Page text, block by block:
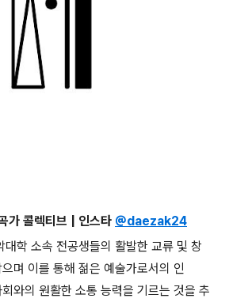
가 콜렉티브 | 인스타 @daezak24
대학 소속 전공생들의 활발한 교류 및 창
며 이를 통해 젊은 예술가로서의 인
와의 원활한 소통 능력을 기르는 것을 추